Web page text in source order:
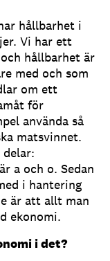
hållbarhet i
Vi har ett
hållbarhet är
med och som
om ett
för
använda så
matsvinnet.
a och o. Sedan
i hantering
är att allt man
ekonomi.
i det?